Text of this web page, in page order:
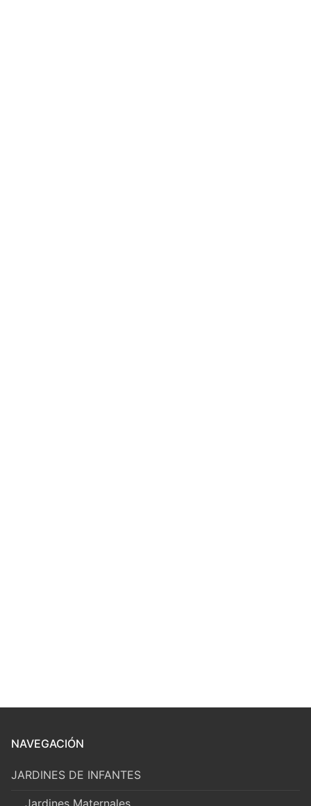
NAVEGACIÓN
JARDINES DE INFANTES